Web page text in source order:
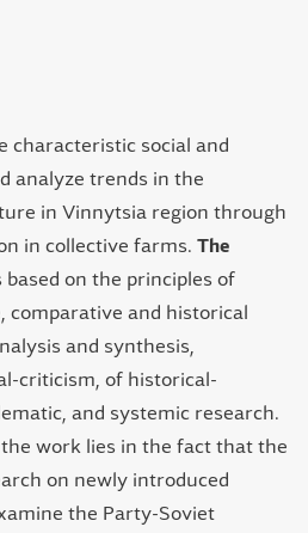
characteristic social and
analyze trends in the
in Vinnytsia region through
in collective farms. The
based on the principles of
comparative and historical
and synthesis,
criticism, of historical-
and systemic research.
work lies in the fact that the
on newly introduced
the Party-Soviet